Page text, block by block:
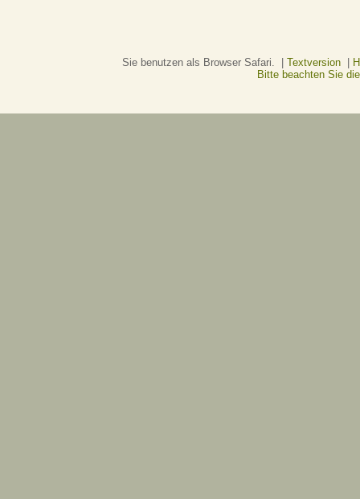
Sie benutzen als Browser Safari. | Textversion|
Bitte beachten Sie